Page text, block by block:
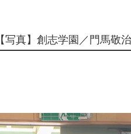
【写真】創志学園／門馬敬